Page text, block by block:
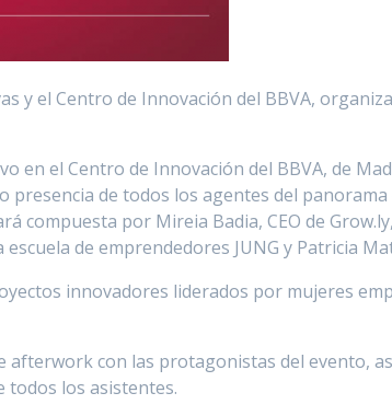
y el Centro de Innovación del BBVA,
en el Centro de Innovación del BBVA, de
de todos los agentes del
compuesta por Mireia Badia, CEO de
de emprendedores JUNG y Patricia
innovadores liderados por mujeres
con las protagonistas del evento,
los asistentes.